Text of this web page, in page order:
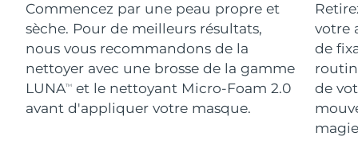
Commencez par une peau propre et
sèche. Pour de meilleurs résultats,
nous vous recommandons de la
nettoyer avec une brosse de la gamme
LUNATM
et le nettoyant Micro-Foam 2.0
avant d'appliquer votre masque.
votre
de
de